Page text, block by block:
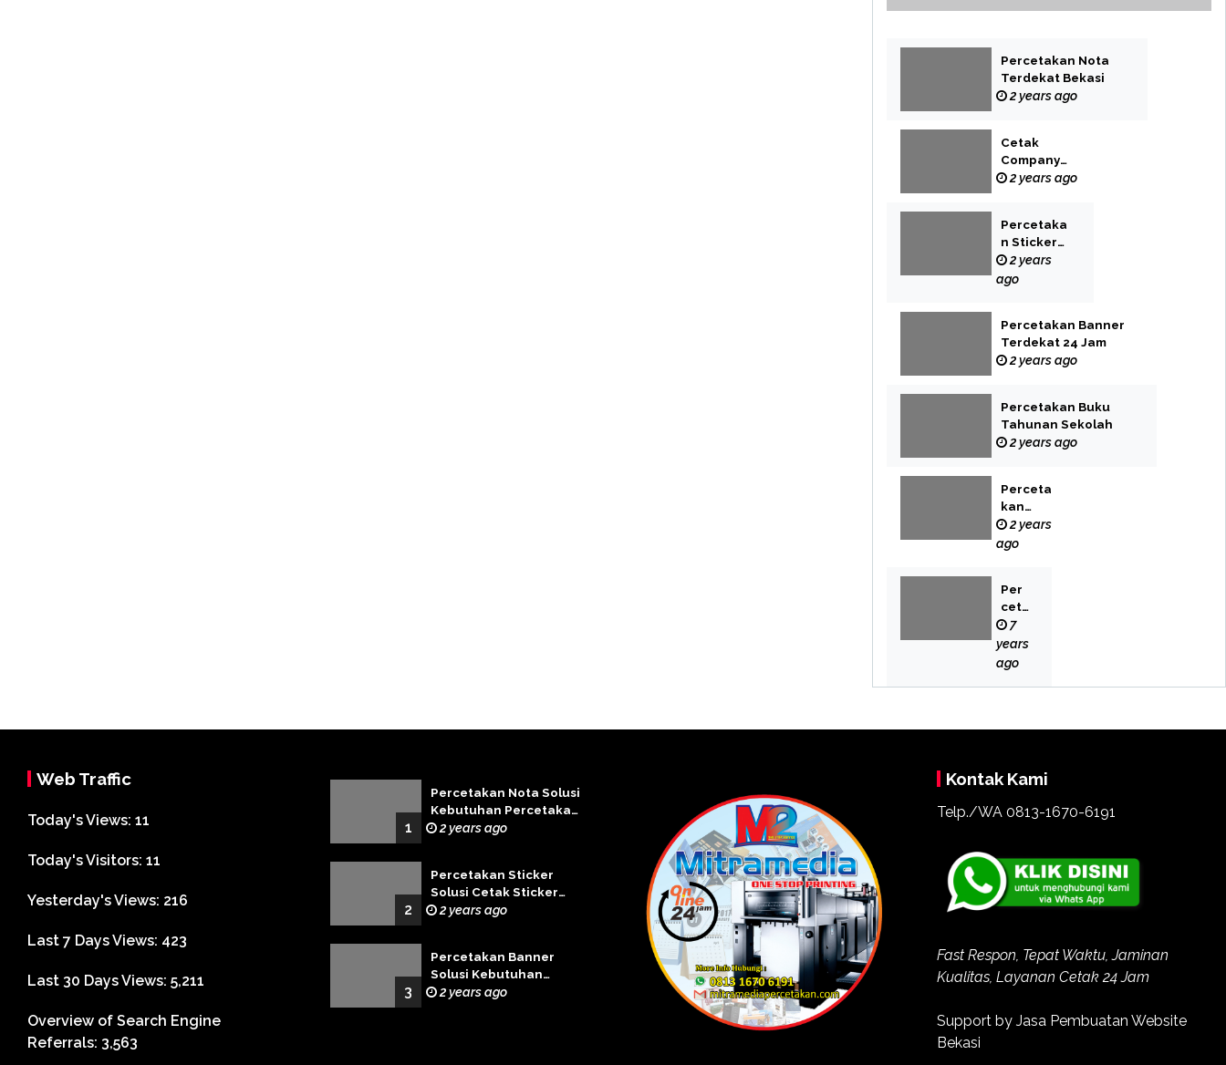
Percetakan Nota
Terdekat Bekasi
2 years ago
Cetak
Company
Profile Bekasi
2 years ago
Percetaka
n Sticker
Label
2 years
ago
Percetakan Banner
Terdekat 24 Jam
2 years ago
Percetakan Buku
Tahunan Sekolah
2 years ago
Perceta
kan
Buku
Novel
2 years
ago
Per
cet
aka
n
Bek
7
years
ago
Web Traffic
Today's Views: 11
Today's Visitors: 11
Yesterday's Views: 216
Last 7 Days Views: 423
Last 30 Days Views: 5,211
Overview of Search Engine
Referrals: 3,563
1
Percetakan Nota Solusi
Kebutuhan Percetakan
Terbaik
2 years ago
2
Percetakan Sticker
Solusi Cetak Sticker
Profesional
2 years ago
3
Percetakan Banner
Solusi Kebutuhan
Cetak Banner Terbaik
2 years ago
Kontak Kami
Telp./WA 0813-1670-6191
Fast Respon, Tepat Waktu, Jaminan
Kualitas, Layanan Cetak 24 Jam
Support by Jasa Pembuatan Website
Bekasi